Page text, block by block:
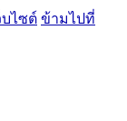
ไซต์ ข้ามไปที่